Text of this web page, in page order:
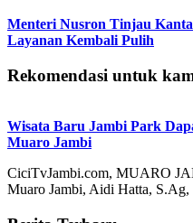
Menteri Nusron Tinjau
Layanan Kembali Pulih
Rekomendasi untuk
Wisata Baru Jambi Park
Muaro Jambi
CiciTvJambi.com, MUARO
Muaro Jambi, Aidi Hatta,